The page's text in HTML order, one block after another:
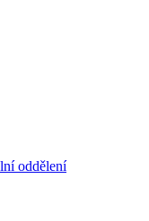
oddělení